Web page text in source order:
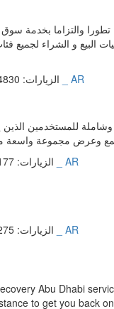
Abu Dhabi
to get you back on
الزيارات: 18698 | التقييم: 0 | المقيّمين: 0 | المدينةعربي _ AR
الزيارات: 16223 | التقييم: 0 | المقيّمين: 0 | المدينةعربي _ AR
in various
respect and trust of
on quality, efficiency,
group enterprises
الزيارات: 16052 | التقييم: 2 | المقيّمين: 2 | المدينةعربي _ AR